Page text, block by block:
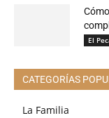
El
CATEGORÍAS
La Familia